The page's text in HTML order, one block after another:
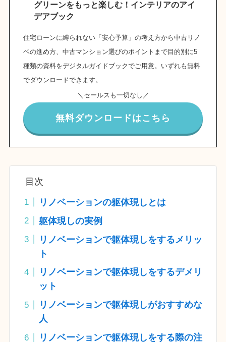
グリーンをもっと楽しむ！インテリアのアイ
デアブック
住宅ローンに縛られない「安心予算」の考え方から中古リノ
ベの進め方、中古マンション選びのポイントまで目的別に5
種類の資料をデジタルガイドブックでご用意。いずれも無料
でダウンロードできます。
＼セールスも一切なし／
無料ダウンロードはこちら
目次
リノベーションの躯体現しとは
躯体現しの実例
リノベーションで躯体現しをするメリッ
ト
リノベーションで躯体現しをするデメリ
ット
リノベーションで躯体現しがおすすめな
人
リノベーションで躯体現しをする際の注